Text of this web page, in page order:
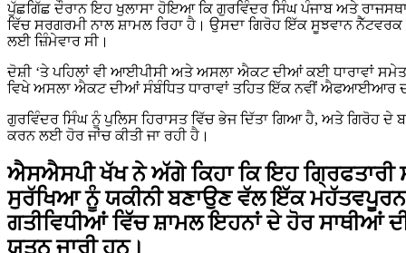
ਪੁੱਛਗਿੱਛ ਦੌਰਾਨ ਇਹ ਖੁਲਾਸਾ ਹੋਇਆ ਕਿ ਗੁਰਵਿੰਦਰ ਸਿੰਘ ਪੰਜਾਬ ਅਤੇ
ਵਿੱਚ ਸਰਗਰਮੀ ਨਾਲ ਸ਼ਾਮਲ ਰਿਹਾ ਹੈ। ਉਸਦਾ ਗਿਰੋਹ ਇੱਕ ਸੂਝਵਾਨ
ਲਈ ਜ਼ਿੰਮੇਵਾਰ ਸੀ।
ਦੋਸ਼ੀ ‘ਤੇ ਪਹਿਲਾਂ ਵੀ ਆਈਪੀਸੀ ਅਤੇ ਅਸਲਾ ਐਕਟ ਦੀਆਂ ਕਈ ਧਾਰਾਵਾਂ
ਵਿਖੇ ਅਸਲਾ ਐਕਟ ਦੀਆਂ ਸੰਬੰਧਿਤ ਧਾਰਾਵਾਂ ਤਹਿਤ ਇੱਕ ਨਵੀਂ ਐਫਆਈਆਰ
ਗੁਰਵਿੰਦਰ ਸਿੰਘ ਨੂੰ ਪੁਲਿਸ ਹਿਰਾਸਤ ਵਿੱਚ ਭੇਜ ਦਿੱਤਾ ਗਿਆ ਹੈ, ਅਤੇ ਗਿਰੋਹ
ਕਰਨ ਲਈ ਹੋਰ ਜਾਂਚ ਕੀਤੀ ਜਾ ਰਹੀ ਹੈ।
ਐਸਐਸਪੀ ਖੱਖ ਨੇ ਅੱਗੇ ਕਿਹਾ ਕਿ ਇਹ
ਸੁਰੱਖਿਆ ਨੂੰ ਯਕੀਨੀ ਬਣਾਉਣ ਵੱਲ ਇੱਕ
ਗਤੀਵਿਧੀਆਂ ਵਿੱਚ ਸ਼ਾਮਲ ਇਹਨਾਂ ਦੇ ਹੋਰ ਸਾਥੀਆਂ
ਯਤਨ ਜਾਰੀ ਹਨ।